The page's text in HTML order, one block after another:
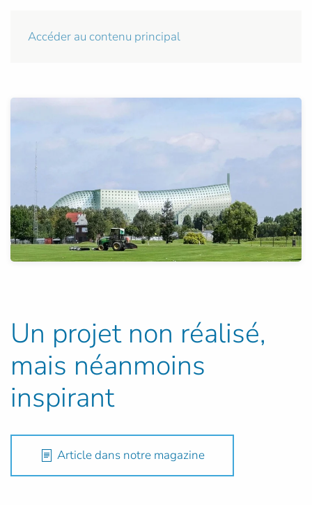
Accéder au contenu principal
Un projet non réalisé,
mais néanmoins
inspirant
Article dans notre magazine